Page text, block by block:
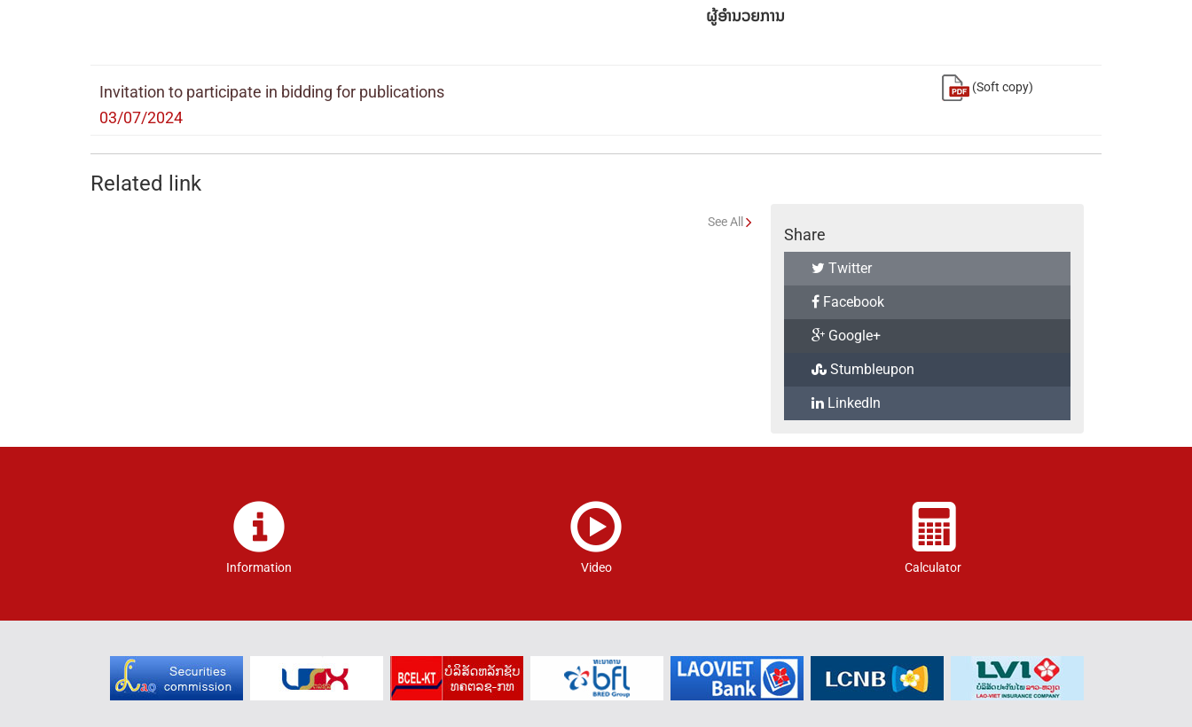
ຜູ້ອໍານວຍການ
Invitation to participate in bidding for publications
03/07/2024
(Soft copy)
Related link
See All
Share
Twitter
Facebook
Google+
Stumbleupon
LinkedIn
Information Video Calculator